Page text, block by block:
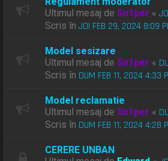
Ultimul mesaj deSn1per «
Scris înJOI FEB 29, 2024 8:09
Model sesizare
Ultimul mesaj deSn1per «
Scris în DUM FEB 11, 2024 4:33
Model reclamatie
Ultimul mesaj deSn1per «
Scris în DUM FEB 11, 2024 4:28
CERERE UNBAN